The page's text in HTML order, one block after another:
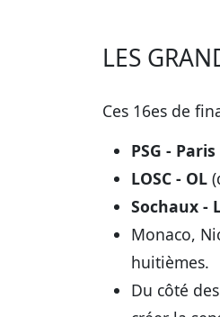
LES
Ces 16es de
PSG - Paris
LOSC - OL
Sochaux -
Monaco,
huitièmes.
Du côté